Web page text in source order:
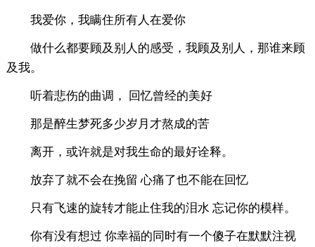
我爱你，我瞒住所有人在爱你
做什么都要顾及别人的感受，我顾及别人，那谁来顾
及我。
听着悲伤的曲调， 回忆曾经的美好
那是醉生梦死多少岁月才熬成的苦
离开，或许就是对我生命的最好诠释。
放弃了就不会在挽留 心痛了也不能在回忆
只有飞速的旋转才能止住我的泪水 忘记你的模样。
你有没有想过 你幸福的同时有一个傻子在默默注视